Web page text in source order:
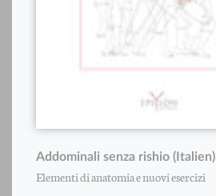
Addominali senza rishio (Italien)
Elementi di anatomia e nuovi esercizi